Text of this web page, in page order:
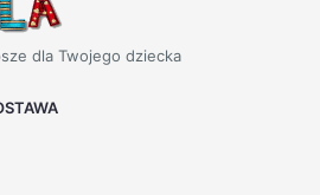
dla Twojego dziecka